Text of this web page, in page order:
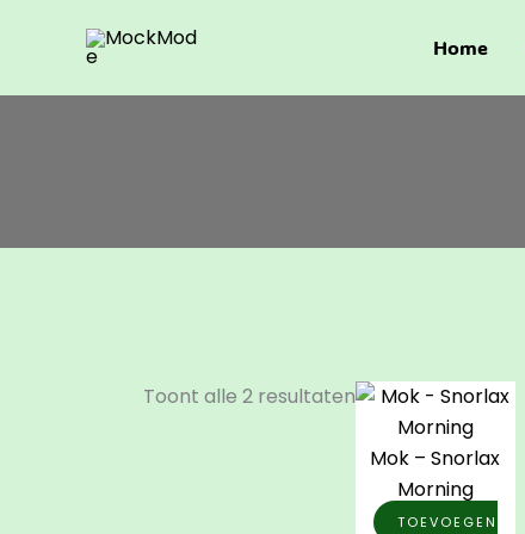
Home
Toont alle 2 resultaten
Mok – Snorlax
Morning
TOEVOEGEN